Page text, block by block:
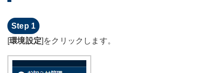
[環境設定]をクリックします。